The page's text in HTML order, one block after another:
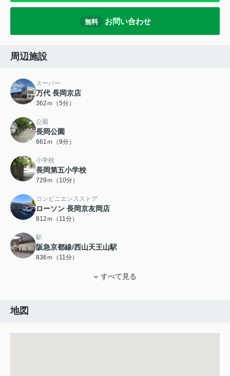
無料 お問い合わせ
周辺施設
スーパー
万代 長岡京店
362ｍ（5分）
公園
長岡公園
661ｍ（9分）
小学校
長岡第五小学校
729ｍ（10分）
コンビニエンスストア
ローソン 長岡京友岡店
812ｍ（11分）
駅
阪急京都線/西山天王山駅
836ｍ（11分）
すべて見る
地図